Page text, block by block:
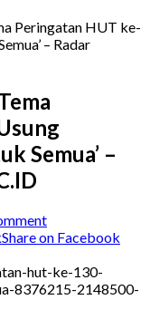
Peringatan HUT ke-
– Radar
Semua’ –
Share on Facebook